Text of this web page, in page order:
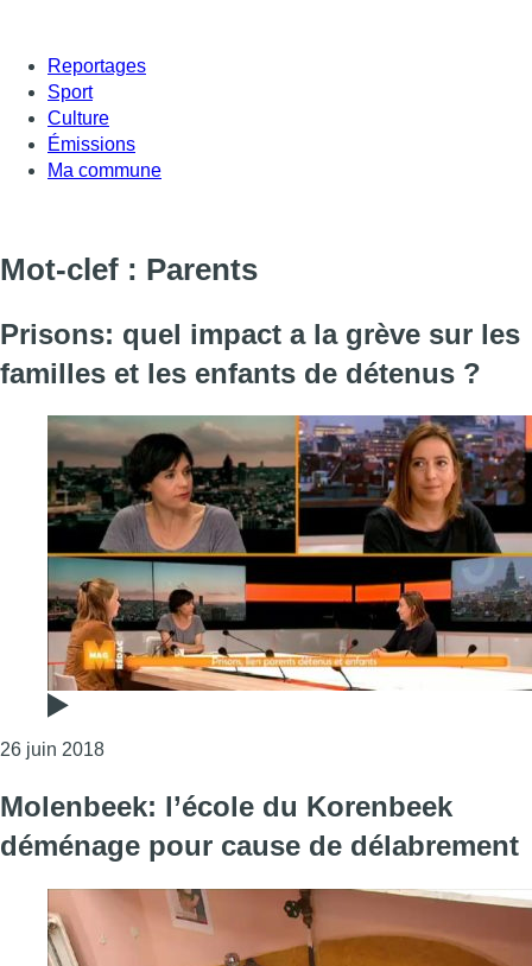
Reportages
Sport
Culture
Émissions
Ma commune
Mot-clef : Parents
Prisons: quel impact a la grève sur les
familles et les enfants de détenus ?
26 juin 2018Consulter l'article "Prisons: quel impact a la grève
Molenbeek: l’école du Korenbeek
déménage pour cause de délabrement